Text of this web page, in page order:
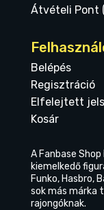
Átvételi Pont
Belépés
Regisztráció
Elfelejtett
Kosár
A Fanbase
kiemelkedő
Funko, Hasbro,
sok más márka
rajongóknak.